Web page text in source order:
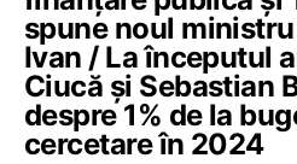
spune noul
Ivan / La începutul
Ciucă și Sebastian
despre 1% de la
cercetare în 2024